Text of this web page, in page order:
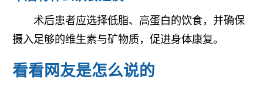
术后患者应选择低脂、高蛋白的饮食，并确保
摄入足够的维生素与矿物质，促进身体康复。
看看网友是怎么说的